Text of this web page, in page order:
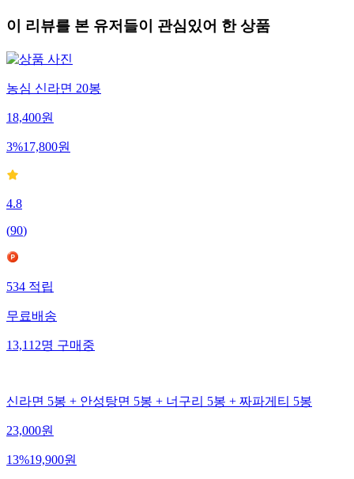
이 리뷰를 본 유저들이 관심있어 한 상품
농심 신라면 20봉
18,400원
3%17,800원
4.8
(90)
534 적립
무료배송
13,112명 구매중
신라면 5봉 + 안성탕면 5봉 + 너구리 5봉 + 짜파게티 5봉
23,000원
13%19,900원